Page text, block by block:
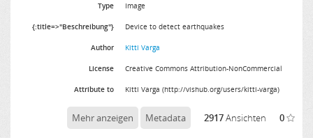
Type Image
{:title=>"Beschreibung"} Device to detect earthquakes
Author Kitti Varga
License Creative Commons Attribution-NonCommercial
Attribute to Kitti Varga (http://vishub.org/users/kitti-varga)
Mehr anzeigen Metadata 2917Ansichten 0